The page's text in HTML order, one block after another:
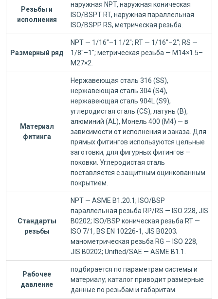
Резьбы и
исполнения
наружная NPT, наружная коническая
ISO/BSPT RT, наружная параллельная
ISO/BSPP RS, метрическая резьба.
Размерный ряд
NPT — 1/16"–1 1/2"; RT — 1/16"–2"; RS —
1/8"–1"; метрическая резьба — M14×1.5–
M27×2.
Материал
фитинга
Нержавеющая сталь 316 (SS),
нержавеющая сталь 304 (S4),
нержавеющая сталь 904L (S9),
углеродистая сталь (CS), латунь (B),
алюминий (AL), Монель 400 (M4) — в
зависимости от исполнения и заказа. Для
прямых фитингов используются цельные
заготовки, для фигурных фитингов —
поковки. Углеродистая сталь
поставляется с защитным оцинкованным
покрытием.
Стандарты
резьбы
NPT — ASME B1.20.1; ISO/BSP
параллельная резьба RP/RS — ISO 228, JIS
B0202; ISO/BSP коническая резьба RT —
ISO 7/1, BS EN 10226-1, JIS B0203;
манометрическая резьба RG — ISO 228,
JIS B0202; Unified/SAE — ASME B1.1.
Рабочее
давление
подбирается по параметрам системы и
материалу; каталог приводит размерные
данные по резьбам и габаритам.